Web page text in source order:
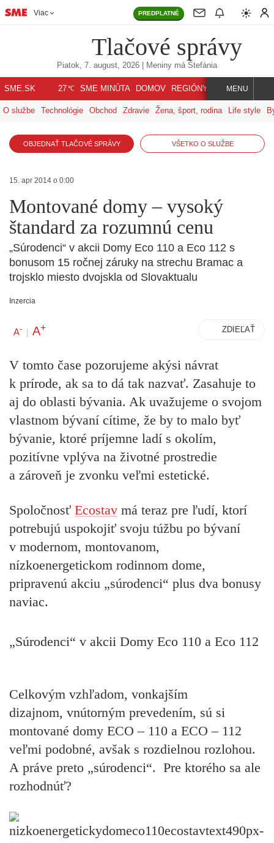
Viac PREDPLATNÉ
Tlačové správy
Piatok, 7. august, 2026 | Meniny má Štefánia
SME.SK 27℃ SME MINÚTA DOMOV REGIÓNY INDEX SVET
MENU
O službe Technológie Obchod Zdravie Žena, šport, rodina Life style
OBJEDNAŤ TLAČOVÉ SPRÁVY VŠETKO O SLUŽBE
15. apr 2014 o 0:00
Montované domy – vysoký
štandard za rozumnú cenu
„Súrodenci“ v akcii Domy Eco 110 a Eco 112 s
bonusom 15 ročnej záruky na strechu Bramac a
trojsklo miesto dvojskla od Slovaktualu
Inzercia
A- | A+ ZDIEĽAŤ
V tomto čase pozorujeme akýsi návrat
k prírode, ak sa to dá tak nazvať. Zasahuje to
aj do oblasti bývania. Ak uvažujeme o svojom
vlastnom bývaní cítime, že by to malo byť
bývanie, ktoré príjemne ladí s okolím,
pozitívne vplýva na životné prostredie
a zároveň je zvonku veľmi estetické.
Spoločnosť Ecostav má teraz pre ľudí, ktorí
potrebujú uspokojiť svoju túžbu po bývaní
v modernom, montovanom,
nízkoenergetickom rodinnom dome,
pripravenú akciu „súrodenci“ plus dva bonusy
naviac.
„Súrodenci“ v akcii Domy Eco 110 a Eco 112
Celkovým vzhľadom, vonkajším
dizajnom, vnútorným prevedením, sú si
montované domy ECO – 110 a ECO – 112
veľmi podobné, avšak s rozdielnou rozlohou.
A práve preto „súrodenci“. Pre ktorého sa ale
rozhodnúť?